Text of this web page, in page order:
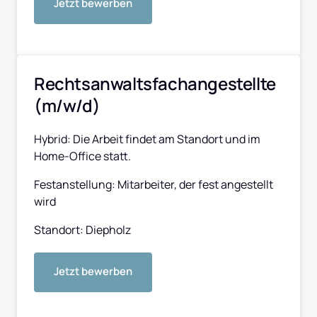
Jetzt bewerben
Rechtsanwaltsfachangestellte
(m/w/d)
Hybrid: Die Arbeit findet am Standort und im
Home-Office statt.
Festanstellung: Mitarbeiter, der fest angestellt
wird
Standort: Diepholz
Jetzt bewerben